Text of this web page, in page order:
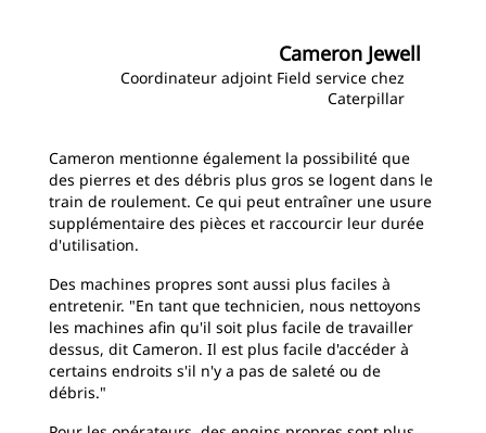
Cameron Jewell
Coordinateur adjoint Field service chez
Caterpillar
Cameron mentionne également la possibilité que
des pierres et des débris plus gros se logent dans le
train de roulement. Ce qui peut entraîner une usure
supplémentaire des pièces et raccourcir leur durée
d'utilisation.
Des machines propres sont aussi plus faciles à
entretenir. "En tant que technicien, nous nettoyons
les machines afin qu'il soit plus facile de travailler
dessus, dit Cameron. Il est plus facile d'accéder à
certains endroits s'il n'y a pas de saleté ou de
débris."